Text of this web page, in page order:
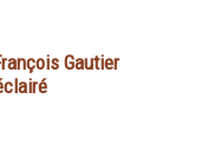
Gautier